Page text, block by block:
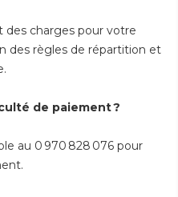
des charges pour votre
des règles de répartition et
de paiement ?
au 0 970 828 076 pour